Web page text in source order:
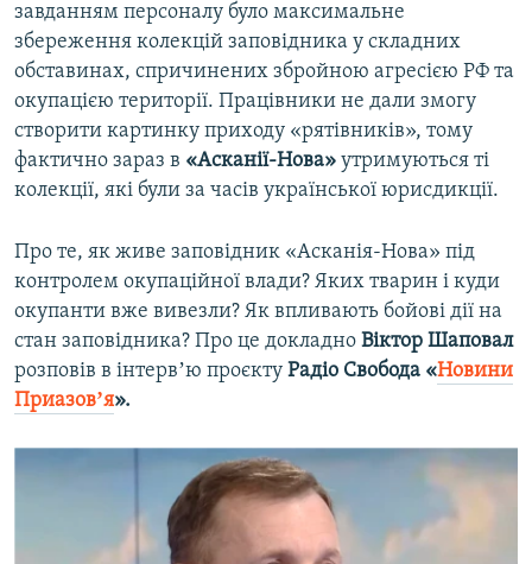
завданням персоналу було максимальне
збереження колекцій заповідника у складних
обставинах, спричинених збройною агресією РФ та
окупацією території. Працівники не дали змогу
створити картинку приходу «рятівників», тому
фактично зараз в «Асканії-Нова» утримуються ті
колекції, які були за часів української юрисдикції.
Про те, як живе заповідник «Асканія-Нова» під
контролем окупаційної влади? Яких тварин і куди
окупанти вже вивезли? Як впливають бойові дії на
стан заповідника? Про це докладно Віктор Шаповал
розповів в інтервʼю проєкту Радіо Свобода «Новини
Приазовʼя».